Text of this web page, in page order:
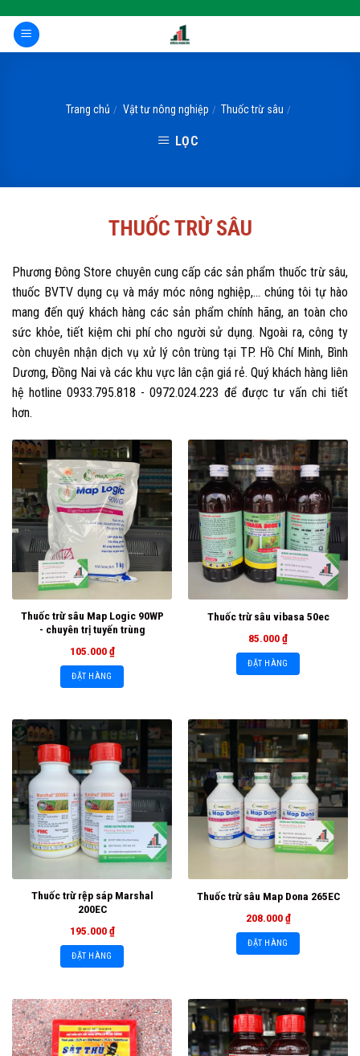
content
Trang chủ / Vật tư nông nghiệp / Thuốc trừ sâu /
LỌC
THUỐC TRỪ SÂU
Phương Đông Store chuyên cung cấp các sản phẩm thuốc trừ sâu,
thuốc BVTV dụng cụ và máy móc nông nghiệp,... chúng tôi tự hào
mang đến quý khách hàng các sản phẩm chính hãng, an toàn cho
sức khỏe, tiết kiệm chi phí cho người sử dụng. Ngoài ra, công ty
còn chuyên nhận dịch vụ xử lý côn trùng tại TP. Hồ Chí Minh, Bình
Dương, Đồng Nai và các khu vực lân cận giá rẻ. Quý khách hàng liên
hệ hotline 0933.795.818 - 0972.024.223 để được tư vấn chi tiết
hơn.
Thuốc trừ sâu Map Logic 90WP
- chuyên trị tuyến trùng
105.000₫
ĐẶT HÀNG
Thuốc trừ sâu vibasa 50ec
85.000₫
ĐẶT HÀNG
Thuốc trừ rệp sáp Marshal
200EC
195.000₫
ĐẶT HÀNG
Thuốc trừ sâu Map Dona 265EC
208.000₫
ĐẶT HÀNG